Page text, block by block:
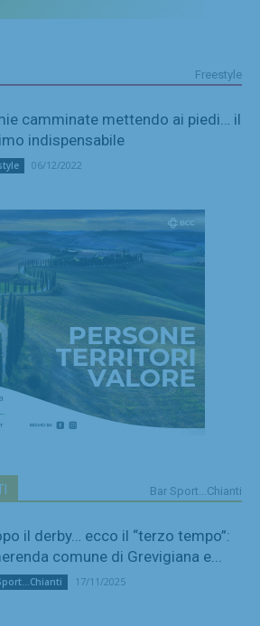
Freestyle
camminate mettendo ai piedi… il
indispensabile
06/12/2022
Bar Sport...Chianti
il derby… ecco il “terzo tempo”:
comune di Grevigiana e...
17/11/2025